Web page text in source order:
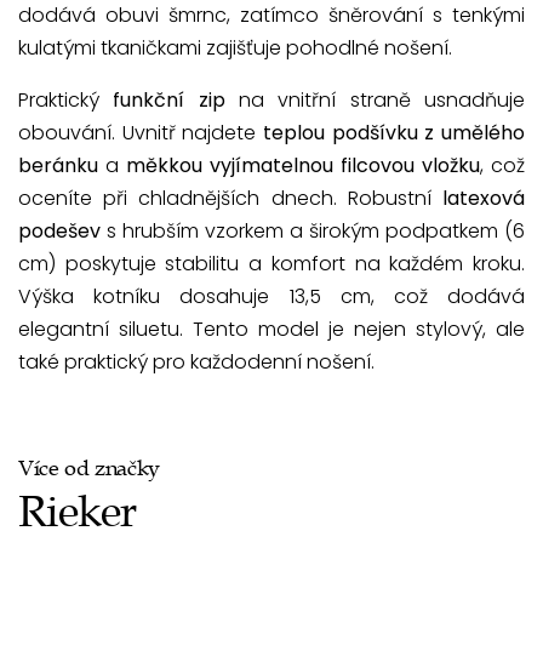
dodává obuvi šmrnc, zatímco šněrování s tenkými
kulatými tkaničkami zajišťuje pohodlné nošení.
Praktický funkční zipna vnitřní straně usnadňuje
obouvání. Uvnitř najdete teplou podšívku z umělého
beránku a měkkou vyjímatelnou filcovou vložku, což
oceníte při chladnějších dnech. Robustní latexová
podešev s hrubším vzorkem a širokým podpatkem (6
cm) poskytuje stabilitu a komfort na každém kroku.
Výška kotníku dosahuje 13,5 cm, což dodává
elegantní siluetu. Tento model je nejen stylový, ale
také praktický pro každodenní nošení.
Více od značky
Rieker